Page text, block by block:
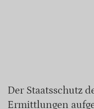
Der Staatsschutz
Ermittlungen